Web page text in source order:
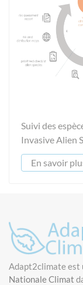
Suivi des
Invasive Alien
En savoir
Adapt2climate est
Nationale Climat